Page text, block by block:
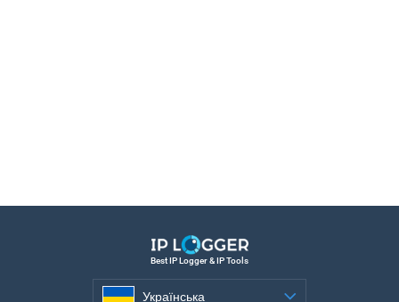
Best IP Logger & IP Tools
Українська